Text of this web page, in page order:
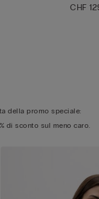
CHF
della promo speciale:
di sconto sul meno caro.